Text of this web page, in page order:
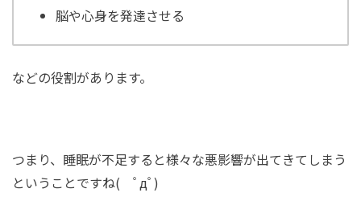
脳や心身を発達させる
などの役割があります。
つまり、睡眠が不足すると様々な悪影響が出てきてしまう
ということですね( ﾟдﾟ)